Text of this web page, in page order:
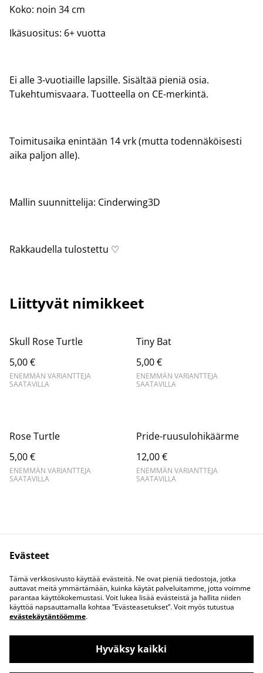
Koko: noin 34 cm
Ikäsuositus: 6+ vuotta
Ei alle 3-vuotiaille lapsille. Sisältää pieniä osia.
Tukehtumisvaara. Tuotteella on CE-merkintä.
Toimitusaika enintään 14 vrk (mutta todennäköisesti
aika paljon alle).
Mallin suunnittelija: Cinderwing3D
Rakkaudella tulostettu ♡
Liittyvät nimikkeet
Skull Rose Turtle
5,00 €
ENEMMÄN VARIANTTEJA
SAATAVILLA
Tiny Bat
5,00 €
ENEMMÄN VARIANTTEJA
SAATAVILLA
Rose Turtle
5,00 €
ENEMMÄN VARIANTTEJA
SAATAVILLA
Pride-ruusulohikäärme
12,00 €
ENEMMÄN VARIANTTEJA
SAATAVILLA
Ota yhteyttä
Juridiset ehdot
Tietosuojakäytäntö
Evästekäytäntö
©2026Katja printtaa lohikäärmeitä
Evästeet
Tämä verkkosivusto käyttää evästeitä. Ne ovat pieniä tiedostoja, jotka
auttavat meitä ymmärtämään, kuinka käytät palveluitamme, jotta voimme
parantaa käyttökokemustasi. Voit lukea lisää evästeistä ja hallita niiden
käyttöä napsauttamalla kohtaa ”Evästeasetukset”. Voit myös tutustua
evästekäytäntöömme.
Hyväksy kaikki